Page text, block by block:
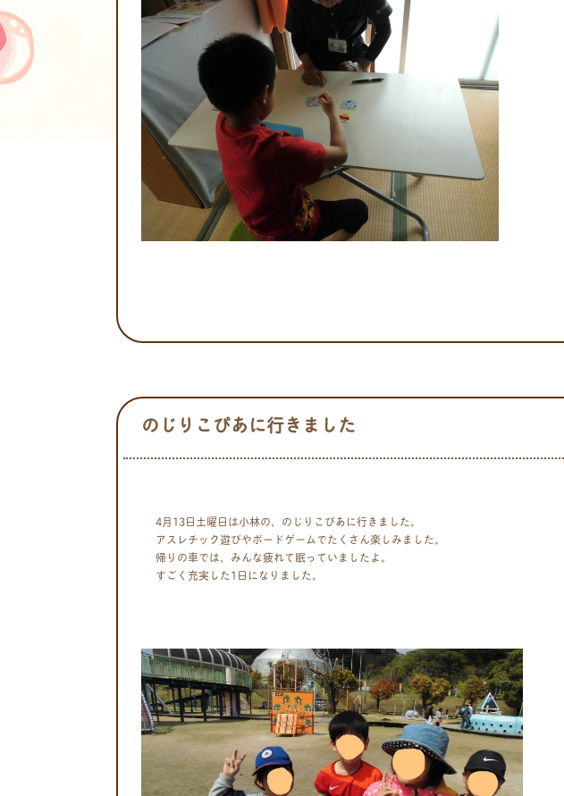
のじりこぴあに行きました
4月13日土曜日は小林の、のじりこぴあに行きました。
アスレチック遊びやボードゲームでたくさん楽しみました。
帰りの車では、みんな疲れて眠っていましたよ。
すごく充実した1日になりました。